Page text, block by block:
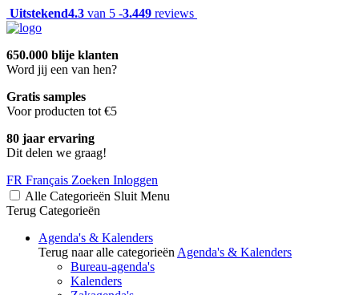
Uitstekend4.3 van 5 -3.449 reviews
650.000 blije klanten
Word jij een van hen?
Gratis samples
Voor producten tot €5
80 jaar ervaring
Dit delen we graag!
FR Français Zoeken Inloggen
Alle Categorieën Sluit Menu
Terug Categorieën
Agenda's & Kalenders
Terug naar alle categorieën Agenda's & Kalenders
Bureau-agenda's
Kalenders